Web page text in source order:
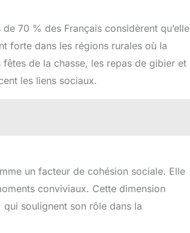
70 % des Français considèrent qu’elle
forte dans les régions rurales où la
de la chasse, les repas de gibier et
les liens sociaux.
un facteur de cohésion sociale. Elle
conviviaux. Cette dimension
soulignent son rôle dans la